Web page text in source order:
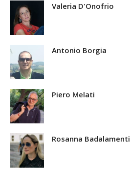
Valeria D'Onofrio
Antonio Borgia
Piero Melati
Rosanna Badalamenti